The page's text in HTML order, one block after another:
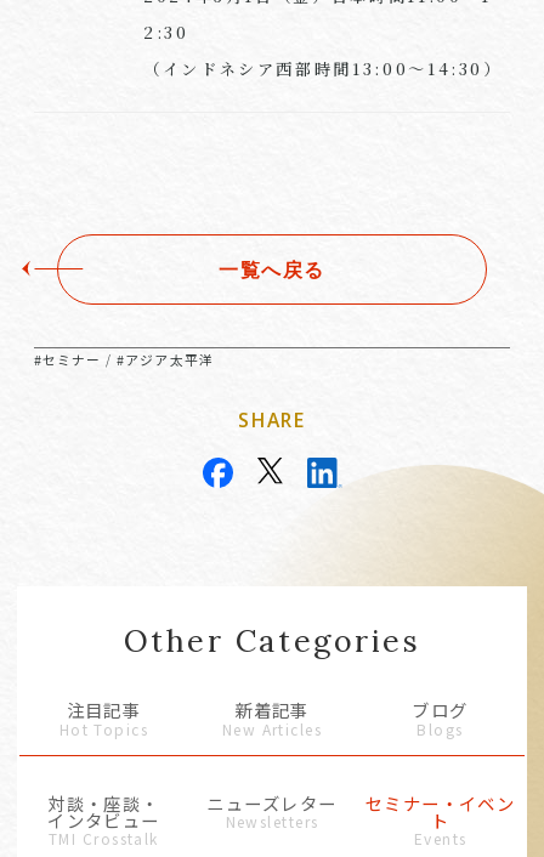
2:30
（インドネシア西部時間13:00～14:30）
一覧へ戻る
#セミナー /#アジア太平洋
SHARE
Other Categories
注目記事
Hot Topics
新着記事
New Articles
ブログ
Blogs
対談・座談・
インタビュー
TMI Crosstalk
ニューズレター
Newsletters
セミナー・イベン
ト
Events